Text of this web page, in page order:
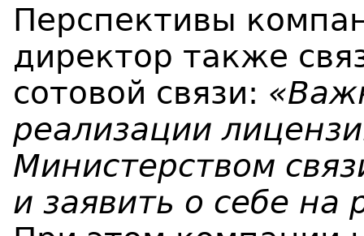
Перспективы
директор также
сотовой связи: «
реализации
Министерством
и заявить о себе на